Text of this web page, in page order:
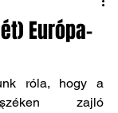
Európa-
zajló